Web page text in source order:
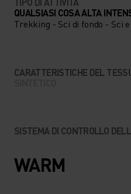
QUALSIASI COSA ALTA
Trekking - Sci di fondo - Sci
CARATTERISTICHE DEL
SISTEMA DI CONTROLLO
WARM